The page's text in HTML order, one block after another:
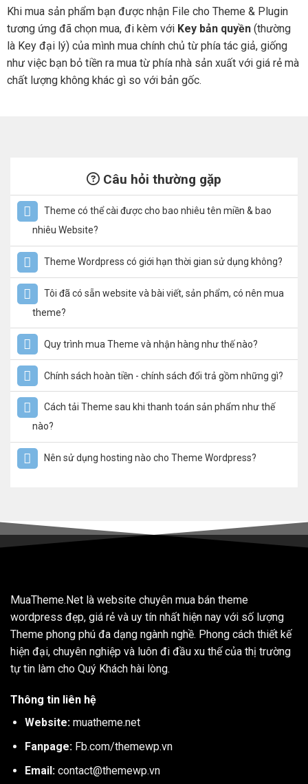
Khi mua sản phẩm bạn được nhận File cho Theme & Plugin
tương ứng đã chọn mua, đi kèm với Key bản quyền (thường
là Key đại lý) của mình mua chính chủ từ phía tác giả, giống
như việc bạn bỏ tiền ra mua từ phía nhà sản xuất với giá rẻ mà
chất lượng không khác gì so với bản gốc.
Câu hỏi thường gặp
Theme có thể cài được cho bao nhiêu tên miền & bao
nhiêu Website?
Theme Wordpress có giới hạn thời gian sử dụng không?
Tôi đã có sẵn website và bài viết, sản phẩm, có nên mua
theme?
Quy trình mua Theme và nhận hàng như thế nào?
Chính sách hoàn tiền - chính sách đổi trả gồm những gì?
Cách tải Theme sau khi thanh toán sản phẩm như thế
nào?
Nên sử dụng hosting nào cho Theme Wordpress?
MuaTheme.Net là website chuyên mua bán theme
wordpress đẹp, giá rẻ và uy tín nhất hiện nay với số lượng
Theme phong phú đa dạng ngành nghề. Phong cách thiết kế
hiện đại, chuyên nghiệp và luôn đi đầu xu thế của thị trường
tự tin làm cho Quý Khách hài lòng.
Thông tin liên hệ
Website: muatheme.net
Fanpage: Fb.com/themewp.vn
Email: contact@themewp.vn